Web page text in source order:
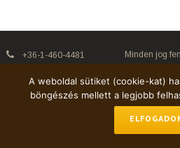
+36-1-460-4481
Minden jog
A weboldal sütiket (cookie-kat)
böngészés mellett a legjobb